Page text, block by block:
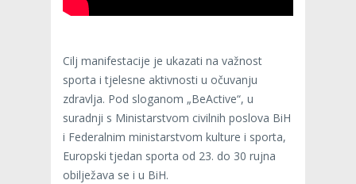
Cilj manifestacije je ukazati na važnost
sporta i tjelesne aktivnosti u očuvanju
zdravlja. Pod sloganom „BeActive“, u
suradnji s Ministarstvom civilnih poslova BiH
i Federalnim ministarstvom kulture i sporta,
Europski tjedan sporta od 23. do 30 rujna
obilježava se i u BiH.